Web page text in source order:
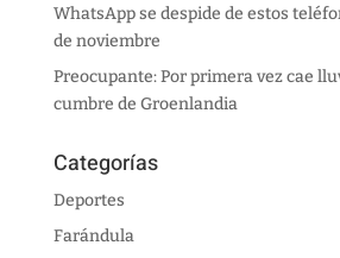
WhatsApp se despide de estos
de noviembre
Preocupante: Por primera vez cae
cumbre de Groenlandia
Categorías
Deportes
Farándula